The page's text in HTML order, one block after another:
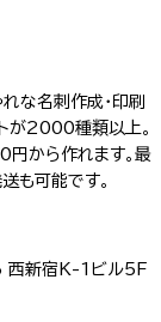
な名刺作成・印刷
が2000種類以上。
から作れます。最
も可能です。
新宿K-1ビル5F